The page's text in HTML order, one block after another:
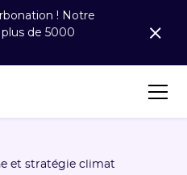
! Notre
de 5000
et stratégie climat